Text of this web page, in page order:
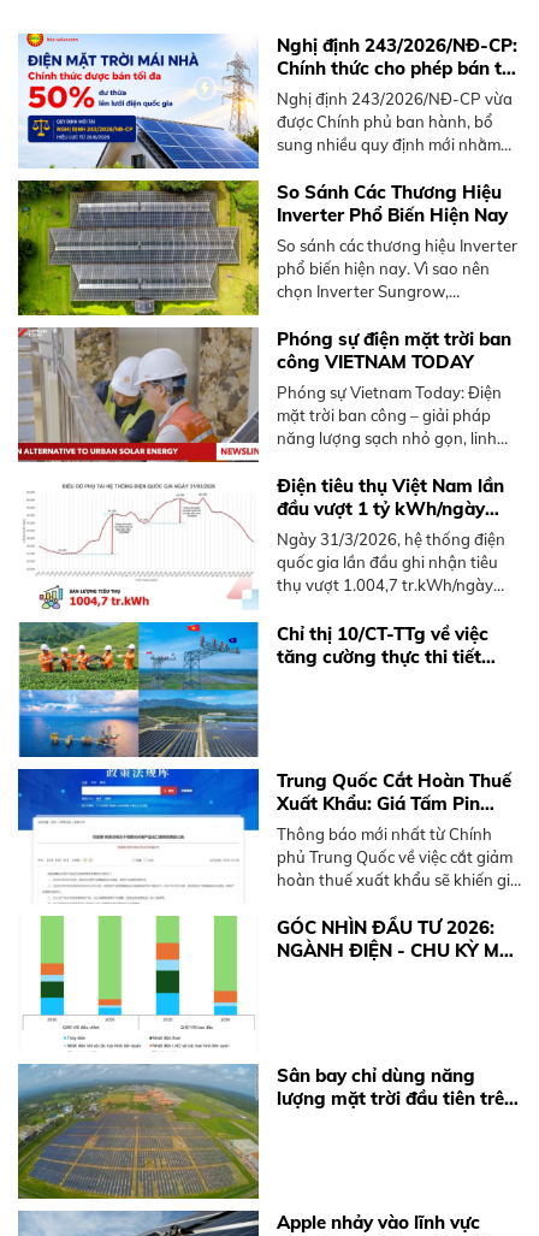
Nghị định 243/2026/NĐ-CP:
Chính thức cho phép bán tối
đa 50% điện mặt trời mái
nhà dư thừa
Nghị định 243/2026/NĐ-CP vừa
được Chính phủ ban hành, bổ
sung nhiều quy định mới nhằm
mái nhà, nổi bật là cơ chế bán
điện dư lên lưới.
So Sánh Các Thương Hiệu
Inverter Phổ Biến Hiện Nay
So sánh các thương hiệu Inverter
phổ biến hiện nay. Vì sao nên
chọn Inverter Sungrow,
từ BKE Solar.
Phóng sự điện mặt trời ban
công VIETNAM TODAY
Phóng sự Vietnam Today: Điện
mặt trời ban công – giải pháp
năng lượng sạch nhỏ gọn, linh
cư tại Việt Nam, không cần mái
nhà rộng.
Điện tiêu thụ Việt Nam lần
đầu vượt 1 tỷ kWh/ngày
năm 2026
Ngày 31/3/2026, hệ thống điện
quốc gia lần đầu ghi nhận tiêu
thụ vượt 1.004,7 tr.kWh/ngày
Tìm hiểu xu hướng và giải pháp
điện mặt trời mái nhà.
Chỉ thị 10/CT-TTg về việc
tăng cường thực thi tiết
Trung Quốc Cắt Hoàn Thuế
Xuất Khẩu: Giá Tấm Pin
Solar và BESS Sắp Tăng
Mạnh
Thông báo mới nhất từ Chính
phủ Trung Quốc về việc cắt giảm
hoàn thuế xuất khẩu sẽ khiến giá
trữ (BESS) tăng từ 10-15%. Xem
ngay khuyến nghị từ BKE Solar.
GÓC NHÌN ĐẦU TƯ 2026:
NGÀNH ĐIỆN - CHU KỲ MỚI
Sân bay chỉ dùng năng
lượng mặt trời đầu tiên trên
Apple nhảy vào lĩnh vực